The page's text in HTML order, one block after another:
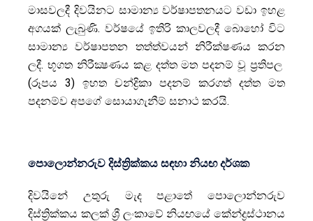
මාසවලදී දිවයිනට සාමාන්‍ය වර්ෂාපතනයට වඩා ඉහළ
අගයක් ලැබුණි. වර්ෂයේ ඉතිරි කාලවලදී බොහෝ විට
සාමාන්‍ය වර්ෂාපතන තත්ත්වයන් නිරීක්ෂණය කරන
ලදී. භූගත නිරීක්‍ෂණය කළ දත්ත මත පදනම් වූ ප්‍රතිපල
(රූපය 3) ඉහත චන්ද්‍රිකා පදනම් කරගත් දත්ත මත
පදනම්ව අපගේ සොයාගැනීම් සනාථ කරයි.
පොලොන්නරුව දිස්ත්‍රික්කය සඳහා නියඟ දර්ශක
දිවයිනේ උතුරු මැද පළාතේ පොලොන්නරුව
දිස්ත්‍රික්කය කලක් ශ්‍රී ලංකාවේ නියඟයේ කේන්ද්‍රස්ථානය